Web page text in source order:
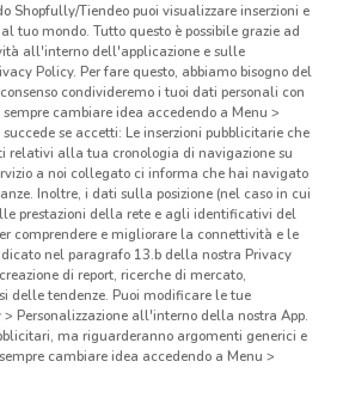
NUOVO
JYSK Toys Center
Shopfully/Tiendeo puoi visualizzare inserzioni e
tuo mondo. Tutto questo è possibile grazie ad
all'interno dell'applicazione e sulle
Policy. Per fare questo, abbiamo bisogno del
condivideremo i tuoi dati personali con
cambiare idea accedendo a Menu >
se accetti: Le inserzioni pubblicitarie che
relativi alla tua cronologia di navigazione su
a noi collegato ci informa che hai navigato
Inoltre, i dati sulla posizione (nel caso in cui
prestazioni della rete e agli identificativi del
comprendere e migliorare la connettività e le
nel paragrafo 13.b della nostra Privacy
di report, ricerche di mercato,
delle tendenze. Puoi modificare le tue
Personalizzazione all'interno della nostra App.
ma riguarderanno argomenti generici e
cambiare idea accedendo a Menu >